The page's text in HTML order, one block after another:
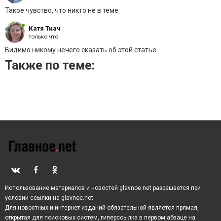
Источник: rambler.ru
Катя Ткач
только что
Видимо никому нечего сказать об этой статье.
Такое чувство, что никто не в теме.
Также по теме:
Использование материалов и новостей glavnoe.net разрешается при
условии ссылки на glavnoe.net
Для новостных и интернет-изданий обязательной является прямая,
открытая для поисковых систем, гиперссылка в первом абзаце на